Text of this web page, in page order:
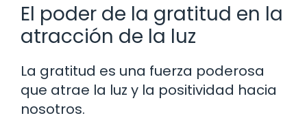
El poder de la gratitud en la
atracción de la luz
La gratitud es una fuerza poderosa
que atrae la luz y la positividad hacia
nosotros.